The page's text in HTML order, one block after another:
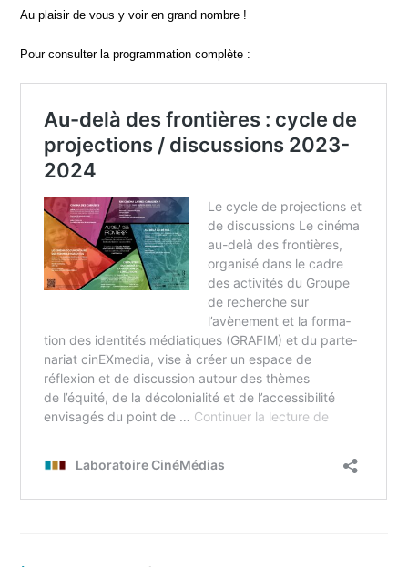
Au plai­sir de vous y voir en grand nombre !
Pour consul­ter la pro­gram­ma­tion complète :